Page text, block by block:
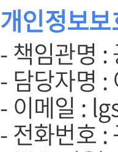
개인정보
- 책임관명 :
- 담당자명 :
- 이메일 :
- 전화번호